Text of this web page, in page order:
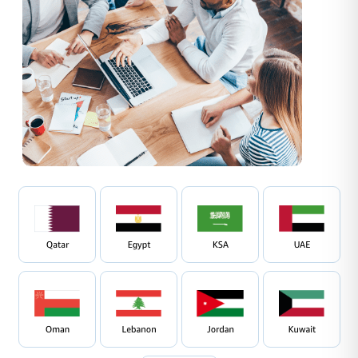
استكشف طرق الدفع المحلية الشائعة في منطقة
الشرق الأوسط وشمال أفريقيا
Buy Now, Pay Later
شبكة بسيطة وآمنة تساعد عملاءك على الحصول
على تمويل قصير المدى لمشترياتهم من الإنترنت.
Insights
تقدّم لك تقارير البيانات رؤية عن
المدفوعات
Payment Link
يمكنك تحصيل المدفوعات من عملائك، حيث يمكنهم الدفع